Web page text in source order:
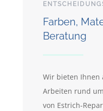
Farben,
Beratung
Wir bieten Ihnen
Arbeiten rund
von Estrich-